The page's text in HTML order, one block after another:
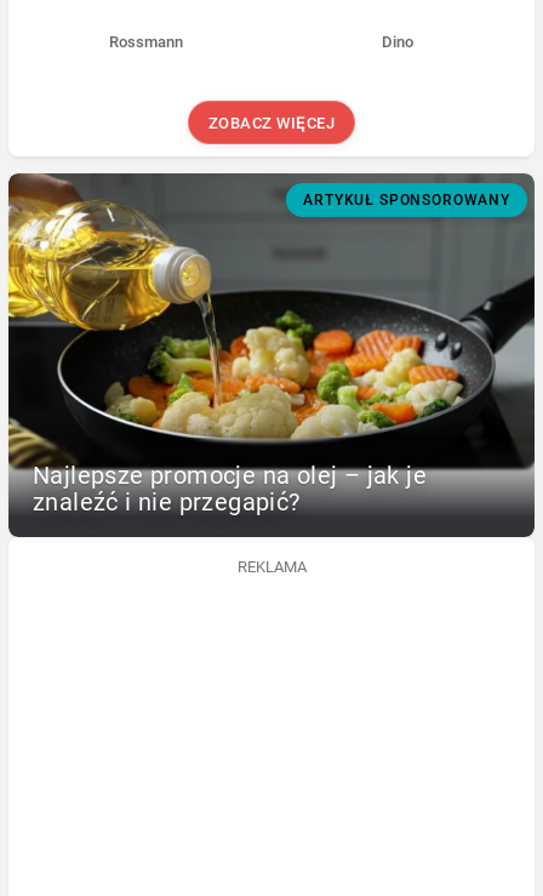
Rossmann Dino
ZOBACZ WIĘCEJ
ARTYKUŁ SPONSOROWANY
Najlepsze promocje na olej – jak je
znaleźć i nie przegapić?
REKLAMA